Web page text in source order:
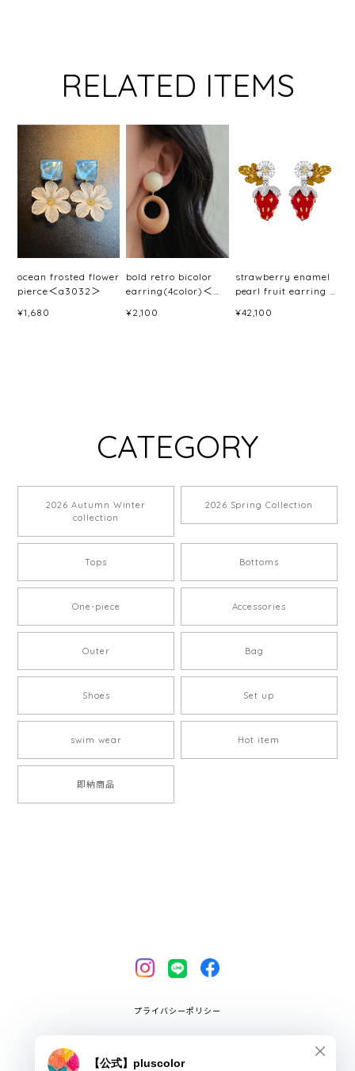
RELATED ITEMS
ocean frosted flower
pierce＜a3032＞
¥1,680
bold retro bicolor
earring(4color)＜
¥2,100
strawberry enamel
pearl fruit earring /
¥42,100
CATEGORY
2026 Autumn Winter
collection
2026 Spring Collection
Tops Bottoms
One-piece Accessories
Outer Bag
Shoes Set up
swim wear Hot item
即納商品
プライバシーポリシー